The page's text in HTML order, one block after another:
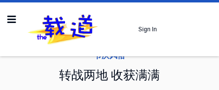
Sign In
节庆风俗
转战两地 收获满满